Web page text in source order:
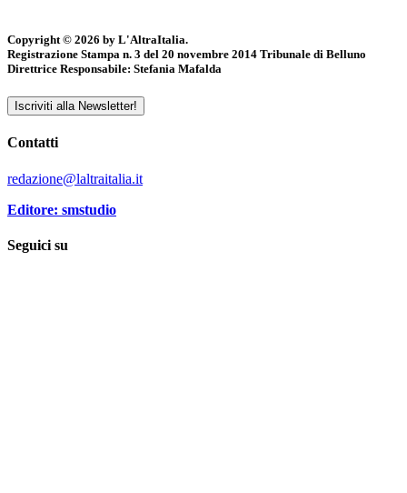
Copyright © 2026 by L'AltraItalia.
Registrazione Stampa n. 3 del 20 novembre 2014 Tribunale di Belluno
Direttrice Responsabile: Stefania Mafalda
Iscriviti alla Newsletter!
Contatti
redazione@laltraitalia.it
Editore: smstudio
Seguici su